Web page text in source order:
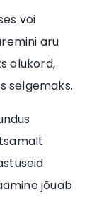
või
aru
olukord,
selgemaks.
jõuab